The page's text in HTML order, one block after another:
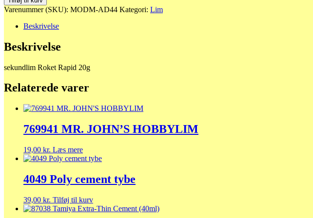
Roket
Rapid
Varenummer (SKU): MODM-AD44 Kategori: Lim
Beskrivelse
Beskrivelse
sekundlim Roket Rapid 20g
Relaterede varer
769941 MR. JOHN’S HOBBYLIM
19,00 kr. Læs mere
4049 Poly cement tybe
39,00 kr. Tilføj til kurv